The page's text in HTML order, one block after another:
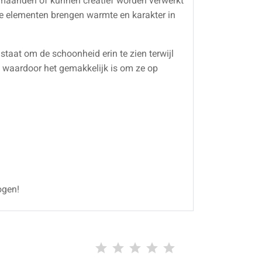
brengen warmte en karakter in
om de schoonheid erin te zien terwijl
het gemakkelijk is om ze op